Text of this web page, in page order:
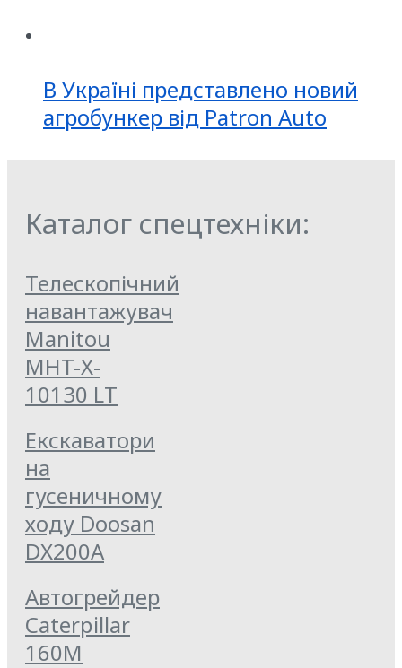
В Україні представлено новий
агробункер від Patron Auto
Каталог спецтехніки:
Телескопічний
навантажувач
Manitou
MHT-X-
10130 LT
Екскаватори
на
гусеничному
ходу Doosan
DX200А
Автогрейдер
Caterpillar
160M